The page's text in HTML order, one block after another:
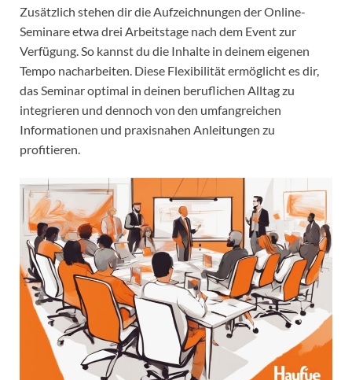
Zusätzlich stehen dir die Aufzeichnungen der Online-
Seminare etwa drei Arbeitstage nach dem Event zur
Verfügung. So kannst du die Inhalte in deinem eigenen
Tempo nacharbeiten. Diese Flexibilität ermöglicht es dir,
das Seminar optimal in deinen beruflichen Alltag zu
integrieren und dennoch von den umfangreichen
Informationen und praxisnahen Anleitungen zu
profitieren.